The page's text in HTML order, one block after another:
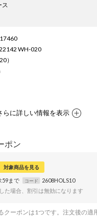
ス
WH-020
）
らに詳しい情報を表示
ポン
対象商品を見る
まで コード
2608HOLS10
た場合、割引は無効になります
ーポンは1つです。注文後の適